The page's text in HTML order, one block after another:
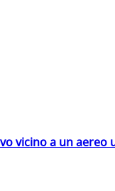
vicino a un aereo